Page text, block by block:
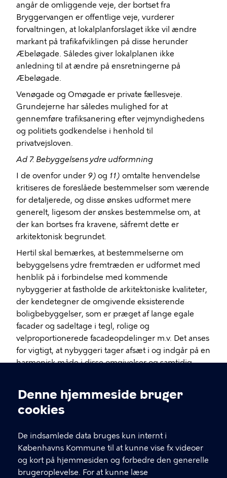
Cookieindstillinger
Denne hjemmeside bruger
cookies
De indsamlede data bruges kun internt i
Københavns Kommune til at kunne vise fx videoer
og kort på hjemmesiden og forbedre den generelle
brugeroplevelse. For at kunne læse
angår de omliggende veje, der bortset fra
Bryggervangen er offentlige veje, vurderer
forvaltningen, at lokalplanforslaget ikke vil ændre
markant på trafikafviklingen på disse herunder
Æbeløgade. Således giver lokalplanen ikke
anledning til at ændre på ensretningerne på
Æbeløgade.
Venøgade og Omøgade er private fællesveje.
Grundejerne har således mulighed for at
gennemføre trafiksanering efter vejmyndighedens
og politiets godkendelse i henhold til
privatvejsloven.
Ad 7. Bebyggelsens ydre udformning
I de ovenfor under 9) og 11) omtalte henvendelse
kritiseres de foreslåede bestemmelser som værende
for detaljerede, og disse ønskes udformet mere
generelt, ligesom der ønskes bestemmelse om, at
der kan bortses fra kravene, såfremt dette er
arkitektonisk begrundet.
Hertil skal bemærkes, at bestemmelserne om
bebyggelsens ydre fremtræden er udformet med
henblik på i forbindelse med kommende
nybyggerier at fastholde de arkitektoniske kvaliteter,
der kendetegner de omgivende eksisterende
boligbebyggelser, som er præget af lange egale
facader og sadeltage i tegl, rolige og
velproportionerede facadeopdelinger m.v. Det anses
for vigtigt, at nybyggeri tager afsæt i og indgår på en
harmonisk måde i disse omgivelser og samtidig
kvaliteter. I tilfælde, hvor konkrete forslag måtte
afvige fra bestemmelserne, vilBygge- og
Teknikudvalget
bestemmelserne opretholdes, og der opnås
tilsvarende eller bedre arkitektoniske kvaliteter.
Ad 8. Forbud mod etapedeling